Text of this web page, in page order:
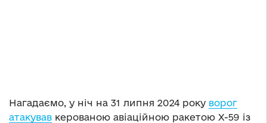
Нагадаємо, у ніч на 31 липня 2024 року ворог
атакував керованою авіаційною ракетою Х-59 із